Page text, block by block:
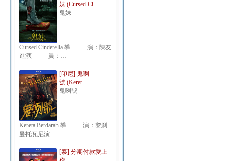
妹 (Cursed Ci…
鬼妹
Cursed Cinderella 導 演：陳友
進演 員：…
[印尼] 鬼咧
號 (Keret…
鬼咧號
Kereta Berdarah 導 演：黎刹
曼托瓦尼演 …
[泰] 分期付款愛上